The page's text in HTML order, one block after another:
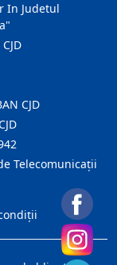
In Judetul
CJD
Telecomunicații